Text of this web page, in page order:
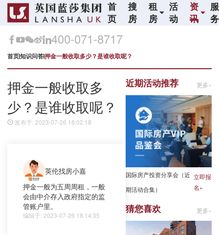
首
页
搜
房
租
房
活
动
资
讯
服
务
400-071-8717
首页知识问答押金一般收取多少？是谁收取呢？
押金一般收取多
少？是谁收取呢？
发布于: 2023-07-26 18:02:18
英伦找房小嘉
押金一般为五周周租，一般
会由中介存入政府指定的监
管账户里。
编辑于: 2023-07-26 18:14:35
近期活动推荐 更多»
国际房产投资分享会（近
期活动合集）
立即报
名»
猜您喜欢 更多»